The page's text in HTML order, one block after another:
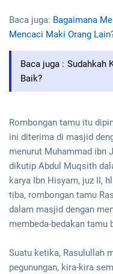
Baca juga: Bagaimana
Mencaci Maki Orang
Baca juga : Sudahkah
Baik?
Rombongan tamu itu
ini diterima di masjid
menurut Muhammad ibn
dikutip Abdul Muqsith
karya Ibn Hisyam, juz II,
tiba, rombongan tamu
dalam masjid dengan
membeda-bedakan
Suatu ketika, Rasulullah
pegunungan, kira-kira